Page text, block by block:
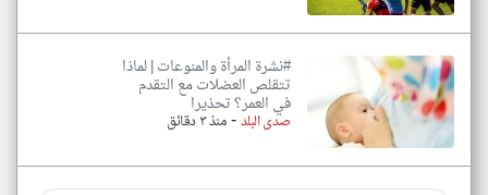
#نشرة المرأة والمنوعات | لماذا
تتقلص العضلات مع التقدم
في العمر؟ تحذيرا
صدى البلد-منذ ٣ دقائق